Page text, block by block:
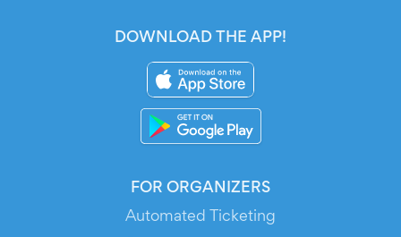
FOR ORGANIZERS
Automated Ticketing
DOWNLOAD THE APP!